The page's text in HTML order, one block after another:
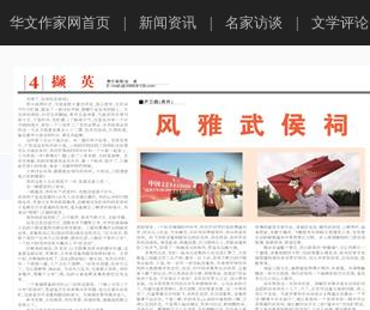
华文作家网首页 新闻资讯 名家访谈 文学评论